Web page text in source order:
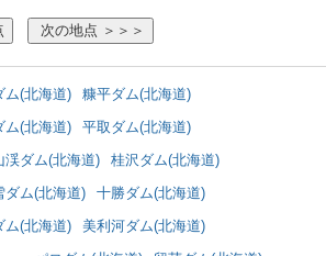
ム(北海道)
糠平ダム(北海道)
ム(北海道)
平取ダム(北海道)
渓ダム(北海道)
桂沢ダム(北海道)
ダム(北海道)
十勝ダム(北海道)
ム(北海道)
美利河ダム(北海道)